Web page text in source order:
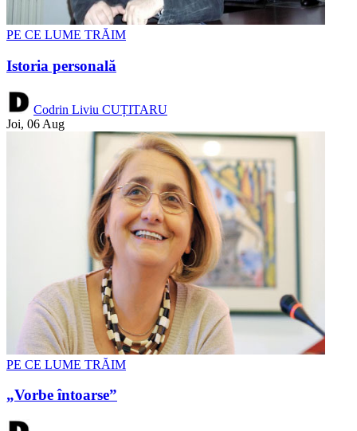
PE CE LUME TRĂIM
Istoria personală
Codrin Liviu CUȚITARU
Joi, 06 Aug
PE CE LUME TRĂIM
„Vorbe întoarse”